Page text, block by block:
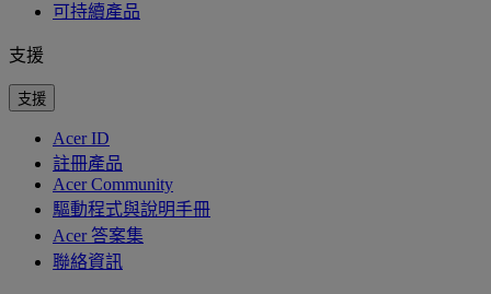
可持續產品
支援
支援
Acer ID
註冊產品
Acer Community
驅動程式與說明手冊
Acer 答案集
聯絡資訊